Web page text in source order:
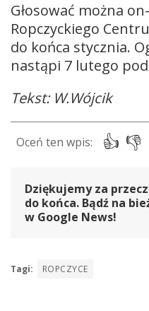
Głosować można
Ropczyckiego
do końca stycznia.
nastąpi 7 lutego
Tekst: W.Wójcik
Dziękujemy za
do końca. Bądź na
w Google News!
Tagi: ROPCZYCE